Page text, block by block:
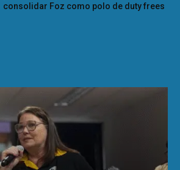
consolidar Foz como polo de duty frees